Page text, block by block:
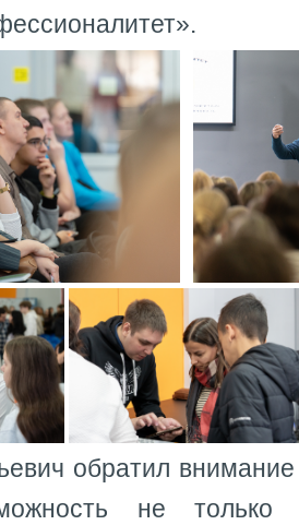
обратил
не только